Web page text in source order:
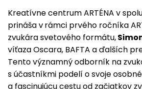
Kreatívne centrum ARTÉNA v
prináša vrámci prvého ročníka
zvukára svetového formátu,
víťaza Oscara, BAFTA a ďalších
Tento významný odborník na
s účastníkmi podelí o svoje
a fascinujúcu cestu od začiatkov